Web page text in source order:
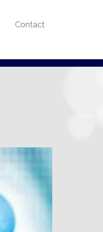
Contact